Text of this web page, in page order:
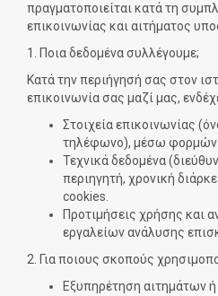
πραγματοποιείται κατά τη
επικοινωνίας και αιτήματος
1. Ποια δεδομένα συλλέγουμε;
Κατά την περιήγησή σας στον
επικοινωνία σας μαζί μας,
Στοιχεία επικοινωνίας
τηλέφωνο), μέσω φορμών
Τεχνικά δεδομένα
περιηγητή, χρονική
cookies.
Προτιμήσεις χρήσης και
εργαλείων ανάλυσης
2. Για ποιους σκοπούς
Εξυπηρέτηση αιτημάτων